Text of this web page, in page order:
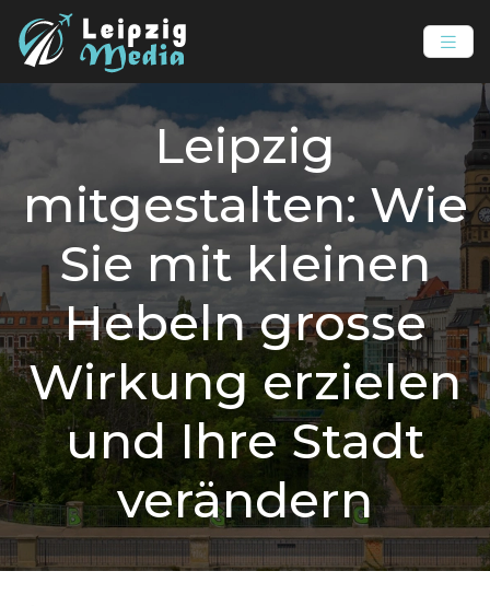
Leipzig
mitgestalten: Wie
Sie mit kleinen
Hebeln grosse
Wirkung erzielen
und Ihre Stadt
verändern